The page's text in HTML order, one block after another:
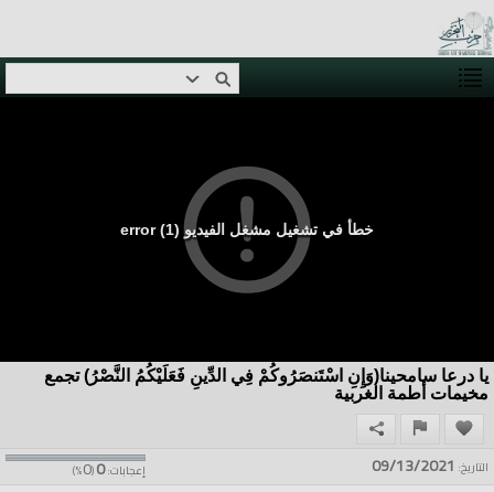
خطأ في تشغيل مشغل الفيديو (1) error
يا درعا سامحينا(وَإِنِ اسْتَنصَرُوكُمْ فِي الدِّينِ فَعَلَيْكُمُ النَّصْرُ) تجمع
مخيمات أطمة الغربية
إعجابات:0
(
0
%) التاريخ: 09/13/2021